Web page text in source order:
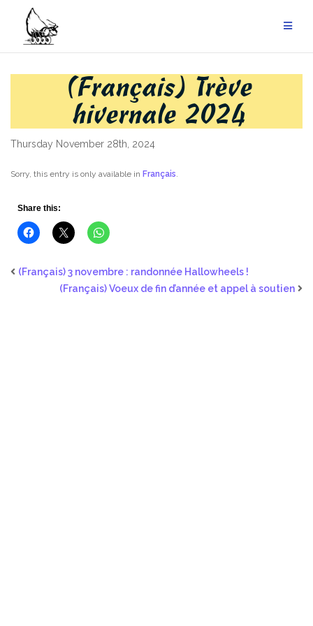
content
(Français) Trève
hivernale 2024
Thursday November 28th, 2024
Sorry, this entry is only available in Français.
Share this:
(Français) 3 novembre : randonnée Hallowheels !
(Français) Voeux de fin d’année et appel à soutien